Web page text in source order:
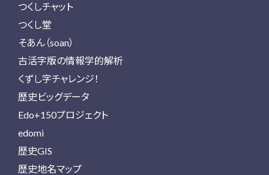
つくしチャット
つくし堂
そあん（soan）
古活字版の情報学的解析
くずし字チャレンジ！
歴史ビッグデータ
Edo+150プロジェクト
edomi
歴史GIS
歴史地名マップ